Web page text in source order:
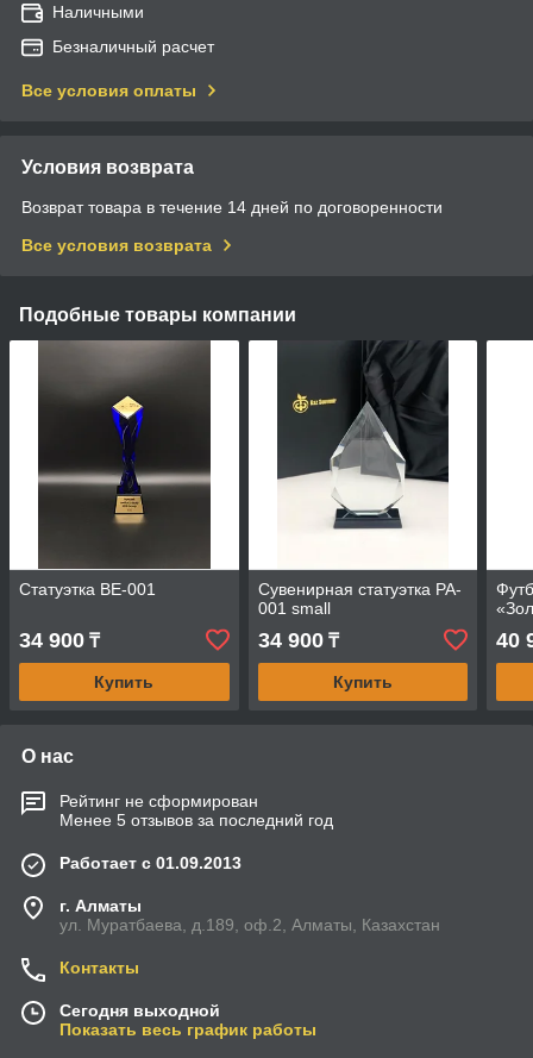
Наличными
Безналичный расчет
Все условия оплаты
Условия возврата
Возврат товара в течение 14 дней по договоренности
Все условия возврата
Подобные товары компании
Статуэтка BE-001
34 900 ₸
Купить
Сувенирная статуэтка PA-
001 small
34 900₸
Купить
40
О нас
Рейтинг не сформирован
Менее 5 отзывов за последний год
Работает с 01.09.2013
г. Алматы
ул. Муратбаева, д.189, оф.2, Алматы, Казахстан
Контакты
Сегодня выходной
Показать весь график работы